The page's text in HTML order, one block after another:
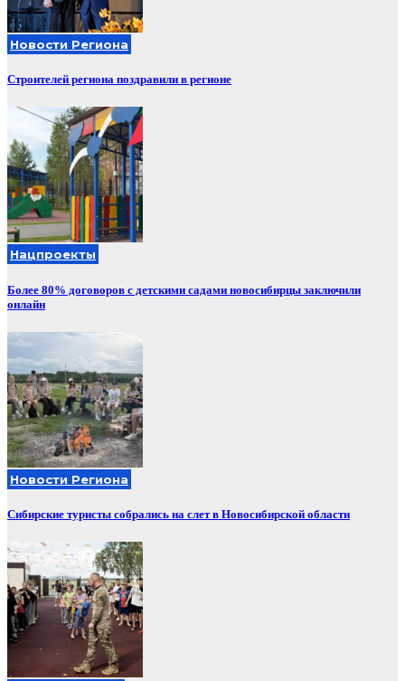
Новости Региона
Строителей региона поздравили в регионе
Нацпроекты
Более 80% договоров с детскими садами новосибирцы заключили
онлайн
Новости Региона
Сибирские туристы собрались на слет в Новосибирской области